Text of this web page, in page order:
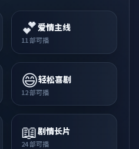
💕爱情主线
11部可播
😄轻松喜剧
12部可播
📖剧情长片
24部可播